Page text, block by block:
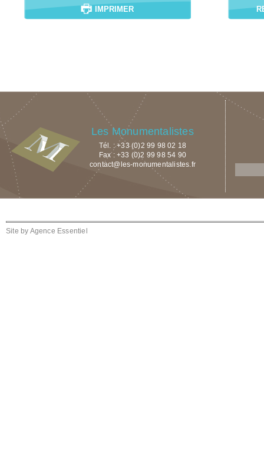
IMPRIMER
Les Monumentalistes
Tél. : +33 (0)2 99 98 02 18
Fax : +33 (0)2 99 98 54 90
contact@les-monumentalistes.fr
Site by Agence Essentiel